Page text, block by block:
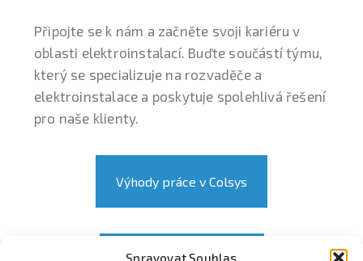
Spravovat Souhlas
Připojte se k nám a začněte svoji kariéru v
oblasti elektroinstalací. Buďte součástí týmu,
který se specializuje na rozvaděče a
elektroinstalace a poskytuje spolehlivá řešení
pro naše klienty.
Výhody práce v Colsys